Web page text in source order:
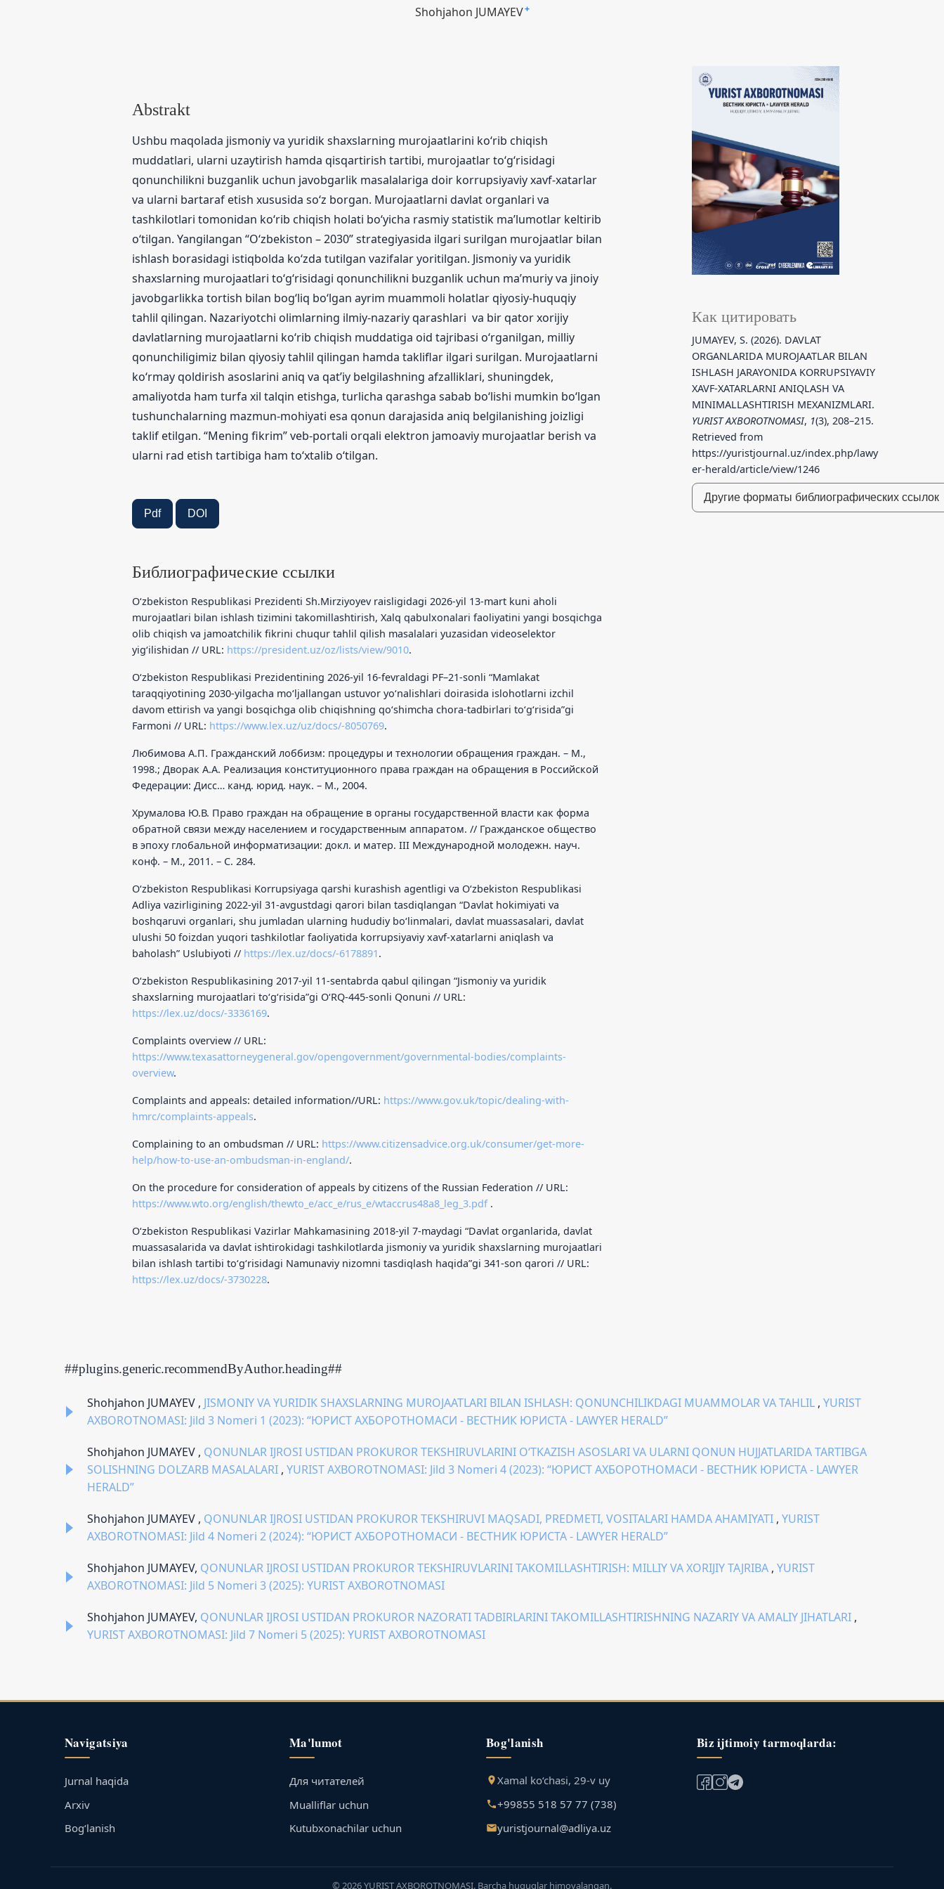
Shohjahon JUMAYEV+
Как цитировать
JUMAYEV, S. (2026). DAVLAT
ORGANLARIDA MUROJAATLAR BILAN
ISHLASH JARAYONIDA KORRUPSIYAVIY
XAVF-XATARLARNI ANIQLASH VA
MINIMALLASHTIRISH MEXANIZMLARI.
YURIST AXBOROTNOMASI, 1(3), 208–215.
Retrieved from
https://yuristjournal.uz/index.php/lawy
er-herald/article/view/1246
Другие форматы библиографических ссылок
Abstrakt
Ushbu maqolada jismoniy va yuridik shaxslarning murojaatlarini ko‘rib chiqish
muddatlari, ularni uzaytirish hamda qisqartirish tartibi, murojaatlar to‘g‘risidagi
qonunchilikni buzganlik uchun javobgarlik masalalariga doir korrupsiyaviy xavf-xatarlar
va ularni bartaraf etish xususida so‘z borgan. Murojaatlarni davlat organlari va
tashkilotlari tomonidan ko‘rib chiqish holati bo‘yicha rasmiy statistik ma’lumotlar keltirib
o‘tilgan. Yangilangan “O‘zbekiston – 2030” strategiyasida ilgari surilgan murojaatlar bilan
ishlash borasidagi istiqbolda ko‘zda tutilgan vazifalar yoritilgan. Jismoniy va yuridik
shaxslarning murojaatlari to‘g‘risidagi qonunchilikni buzganlik uchun ma’muriy va jinoiy
javobgarlikka tortish bilan bog‘liq bo‘lgan ayrim muammoli holatlar qiyosiy-huquqiy
tahlil qilingan. Nazariyotchi olimlarning ilmiy-nazariy qarashlari va bir qator xorijiy
davlatlarning murojaatlarni ko‘rib chiqish muddatiga oid tajribasi o‘rganilgan, milliy
qonunchiligimiz bilan qiyosiy tahlil qilingan hamda takliflar ilgari surilgan. Murojaatlarni
ko‘rmay qoldirish asoslarini aniq va qat’iy belgilashning afzalliklari, shuningdek,
amaliyotda ham turfa xil talqin etishga, turlicha qarashga sabab bo‘lishi mumkin bo‘lgan
tushunchalarning mazmun-mohiyati esa qonun darajasida aniq belgilanishing joizligi
taklif etilgan. “Mening fikrim” veb-portali orqali elektron jamoaviy murojaatlar berish va
ularni rad etish tartibiga ham to‘xtalib o‘tilgan.
Pdf DOI
Библиографические ссылки
O‘zbekiston Respublikasi Prezidenti Sh.Mirziyoyev raisligidagi 2026-yil 13-mart kuni aholi
murojaatlari bilan ishlash tizimini takomillashtirish, Xalq qabulxonalari faoliyatini yangi bosqichga
olib chiqish va jamoatchilik fikrini chuqur tahlil qilish masalalari yuzasidan videoselektor
yigʻilishidan // URL: https://president.uz/oz/lists/view/9010.
O‘zbekiston Respublikasi Prezidentining 2026-yil 16-fevraldagi PF–21-sonli “Mamlakat
taraqqiyotining 2030-yilgacha moʻljallangan ustuvor yoʻnalishlari doirasida islohotlarni izchil
davom ettirish va yangi bosqichga olib chiqishning qoʻshimcha chora-tadbirlari toʻgʻrisida”gi
Farmoni // URL: https://www.lex.uz/uz/docs/-8050769.
Любимова А.П. Гражданский лоббизм: процедуры и технологии обращения граждан. – М.,
1998.; Дворак А.А. Реализация конституционного права граждан на обращения в Российской
Федерации: Дисс… канд. юрид. наук. – М., 2004.
Хрумалова Ю.В. Право граждан на обращение в органы государственной власти как форма
обратной связи между населением и государственным аппаратом. // Гражданское общество
в эпоху глобальной информатизации: докл. и матер. III Международной молодежн. науч.
конф. – М., 2011. – С. 284.
Oʻzbekiston Respublikasi Korrupsiyaga qarshi kurashish agentligi va Oʻzbekiston Respublikasi
Adliya vazirligining 2022-yil 31-avgustdagi qarori bilan tasdiqlangan “Davlat hokimiyati va
boshqaruvi organlari, shu jumladan ularning hududiy boʻlinmalari, davlat muassasalari, davlat
ulushi 50 foizdan yuqori tashkilotlar faoliyatida korrupsiyaviy xavf-xatarlarni aniqlash va
baholash” Uslubiyoti // https://lex.uz/docs/-6178891 .
O‘zbekiston Respublikasining 2017-yil 11-sentabrda qabul qilingan “Jismoniy va yuridik
shaxslarning murojaatlari to‘g‘risida”gi O‘RQ-445-sonli Qonuni // URL:
https://lex.uz/docs/-3336169.
Complaints overview // URL:
https://www.texasattorneygeneral.gov/opengovernment/governmental-bodies/complaints-
overview.
Complaints and appeals: detailed information//URL: https://www.gov.uk/topic/dealing-with-
hmrc/complaints-appeals.
Complaining to an ombudsman // URL: https://www.citizensadvice.org.uk/consumer/get-more-
help/how-to-use-an-ombudsman-in-england/.
On the procedure for consideration of appeals by citizens of the Russian Federation // URL:
https://www.wto.org/english/thewto_e/acc_e/rus_e/wtaccrus48a8_leg_3.pdf.
O‘zbekiston Respublikasi Vazirlar Mahkamasining 2018-yil 7-maydagi “Davlat organlarida, davlat
muassasalarida va davlat ishtirokidagi tashkilotlarda jismoniy va yuridik shaxslarning murojaatlari
bilan ishlash tartibi to‘g‘risidagi Namunaviy nizomni tasdiqlash haqida”gi 341-son qarori // URL:
https://lex.uz/docs/-3730228.
##plugins.generic.recommendByAuthor.heading##
Shohjahon JUMAYEV , JISMONIY VA YURIDIK SHAXSLARNING MUROJAATLARI BILAN ISHLASH: QONUNCHILIKDAGI MUAMMOLAR VA TAHLIL , YURIST
AXBOROTNOMASI: Jild 3 Nomeri 1 (2023): “ЮРИСТ АХБОРОТНОМАСИ - ВЕСТНИК ЮРИСТА - LAWYER HERALD”
Shohjahon JUMAYEV , QONUNLAR IJROSI USTIDAN PROKUROR TEKSHIRUVLARINI O‘TKAZISH ASOSLARI VA ULARNI QONUN HUJJATLARIDA TARTIBGA
SOLISHNING DOLZARB MASALALARI , YURIST AXBOROTNOMASI: Jild 3 Nomeri 4 (2023): “ЮРИСТ АХБОРОТНОМАСИ - ВЕСТНИК ЮРИСТА - LAWYER
HERALD”
Shohjahon JUMAYEV , QONUNLAR IJROSI USTIDAN PROKUROR TEKSHIRUVI MAQSADI, PREDMETI, VOSITALARI HAMDA AHAMIYATI , YURIST
AXBOROTNOMASI: Jild 4 Nomeri 2 (2024): “ЮРИСТ АХБОРОТНОМАСИ - ВЕСТНИК ЮРИСТА - LAWYER HERALD”
Shohjahon JUMAYEV, QONUNLAR IJROSI USTIDAN PROKUROR TEKSHIRUVLARINI TAKOMILLASHTIRISH: MILLIY VA XORIJIY TAJRIBA , YURIST
AXBOROTNOMASI: Jild 5 Nomeri 3 (2025): YURIST AXBOROTNOMASI
Shohjahon JUMAYEV, QONUNLAR IJROSI USTIDAN PROKUROR NAZORATI TADBIRLARINI TAKOMILLASHTIRISHNING NAZARIY VA AMALIY JIHATLARI ,
YURIST AXBOROTNOMASI: Jild 7 Nomeri 5 (2025): YURIST AXBOROTNOMASI
Navigatsiya
Jurnal haqida
Arxiv
Bog‘lanish
Ma'lumot
Для читателей
Mualliflar uchun
Kutubxonachilar uchun
Bog'lanish
Xamal ko‘chasi, 29-v uy
+99855 518 57 77 (738)
yuristjournal@adliya.uz
Biz ijtimoiy tarmoqlarda:
© 2026 YURIST AXBOROTNOMASI. Barcha huquqlar himoyalangan.